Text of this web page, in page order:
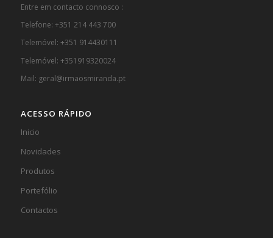
Entre em contacto connosco :
Telefone: +351 214 443 700
Telemóvel: +351 914430111
Telemóvel: +351919320024
Mail: geral@irmaosmiranda.pt
ACESSO RÁPIDO
Inicio
Novidades
Produtos
Portefólio
Contactos